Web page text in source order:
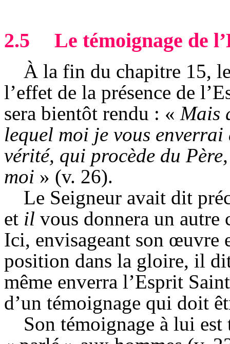
2.5 Le témoignage de
À la fin du chapitre 15,
l’effet de la présence de
sera bientôt rendu : « Mais
lequel moi je vous enverrai
vérité, qui procède du
moi » (v. 26).
Le Seigneur avait dit
et il vous donnera un
Ici, envisageant son œuvre
position dans la gloire, il
même enverra l’Esprit
d’un témoignage qui doit
Son témoignage à lui